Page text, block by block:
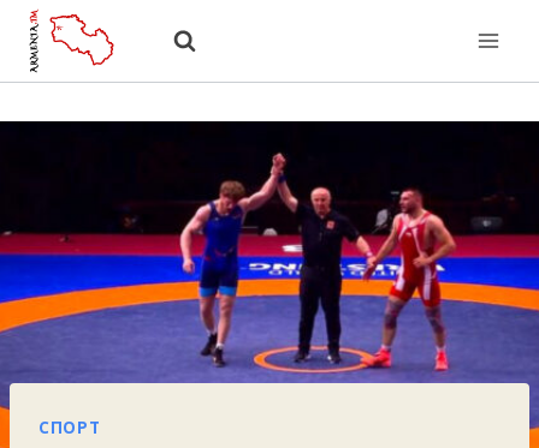
Перейти
СПОРТ